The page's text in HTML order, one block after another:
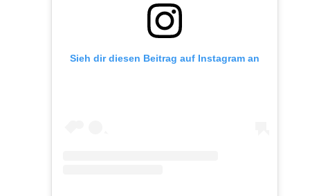
Sieh dir diesen Beitrag auf Instagram an